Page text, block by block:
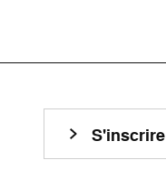
S'inscrire